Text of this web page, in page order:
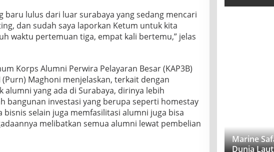
baru lulus dari luar surabaya yang sedang mencari
dan sudah saya laporkan Ketum untuk kita
waktu pertemuan tiga, empat kali bertemu,” jelas
Korps Alumni Perwira Pelayaran Besar (KAP3B)
(Purn) Maghoni menjelaskan, terkait dengan
alumni yang ada di Surabaya, dirinya lebih
bangunan investasi yang berupa seperti homestay
bisnis selain juga memfasilitasi alumni juga bisa
melibatkan semua alumni lewat pembelian
Marine
Dunia